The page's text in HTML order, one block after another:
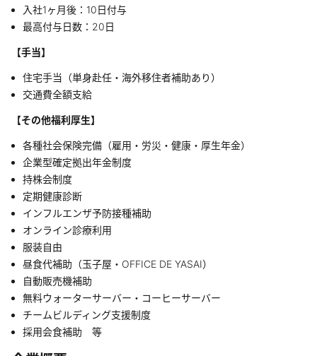
入社1ヶ月後：10日付与
最高付与日数：20日
【手当】
住宅手当（単身赴任・海外移住者補助あり）
交通費全額支給
【その他福利厚生】
各種社会保険完備（雇用・労災・健康・厚生年金）
企業型確定拠出年金制度
持株会制度
定期健康診断
インフルエンザ予防接種補助
オンライン診療利用
服装自由
昼食代補助（玉子屋・OFFICE DE YASAI）
自動販売機補助
無料ウォーターサーバー・コーヒーサーバー
チームビルディング支援制度
採用会食補助 等